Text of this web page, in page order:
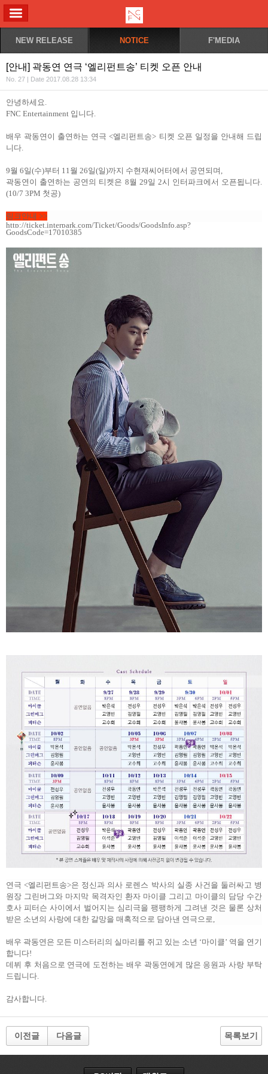
NEW RELEASE NOTICE F'MEDIA
[안내] 곽동연 연극 ‘엘리펀트송’ 티켓 오픈 안내
No. 27 | Date 2017.08.28 13:34
안녕하세요.
FNC Entertainment 입니다.
배우 곽동연이 출연하는 연극 <엘리펀트송> 티켓 오픈 일정을 안내해 드립
니다.
9월 6일(수)부터 11월 26일(일)까지 수현재씨어터에서 공연되며 ,
곽동연이 출연하는 공연의 티켓은 8월 29일 2시 인터파크에서 오픈됩니다.
(10/7 3PM 첫공)
링크안내 >>
http://ticket.interpark.com/Ticket/Goods/GoodsInfo.asp?
GoodsCode=17010385
연극 <엘리펀트송>은 정신과 의사 로렌스 박사의 실종 사건을 둘러싸고 병
원장 그린버그와 마지막 목격자인 환자 마이클 그리고 마이클의 담당 수간
호사 피터슨 사이에서 벌어지는 심리극을 팽팽하게 그려낸 것은 물론 상처
받은 소년의 사랑에 대한 갈망을 매혹적으로 담아낸 연극으로
배우 곽동연은 모든 미스터리의 실마리를 쥐고 있는 소년 ‘마이클’ 역을 연기
합니다!
데뷔 후 처음으로 연극에 도전하는 배우 곽동연에게 많은 응원과 사랑 부탁
드립니다
감사합니다
이전글 다음글 목록보기